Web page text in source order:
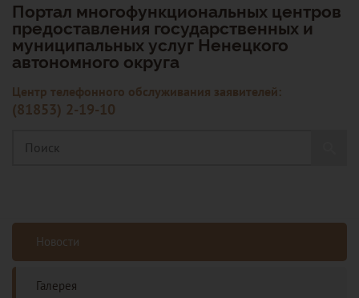
Портал многофункциональных центров
предоставления государственных и
муниципальных услуг Ненецкого
автономного округа
Центр телефонного обслуживания заявителей:
(81853) 2-19-10
Новости
Галерея